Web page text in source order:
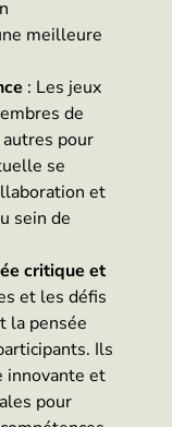
meilleure
: Les jeux
de
autres pour
se
et
sein de
critique et
et les défis
la pensée
Ils
innovante et
pour